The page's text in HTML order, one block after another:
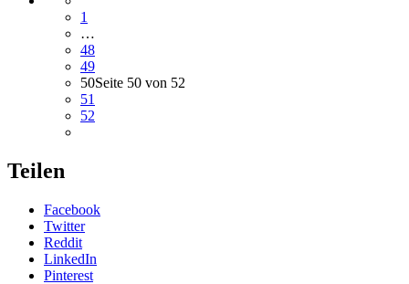
1
…
48
49
50Seite 50 von 52
51
52
Teilen
Facebook
Twitter
Reddit
LinkedIn
Pinterest